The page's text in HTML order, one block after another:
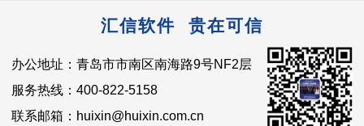
汇信软件 贵在可信
办公地址：青岛市市南区南海路9号NF2层
服务热线：400-822-5158
联系邮箱：huixin@huixin.com.cn